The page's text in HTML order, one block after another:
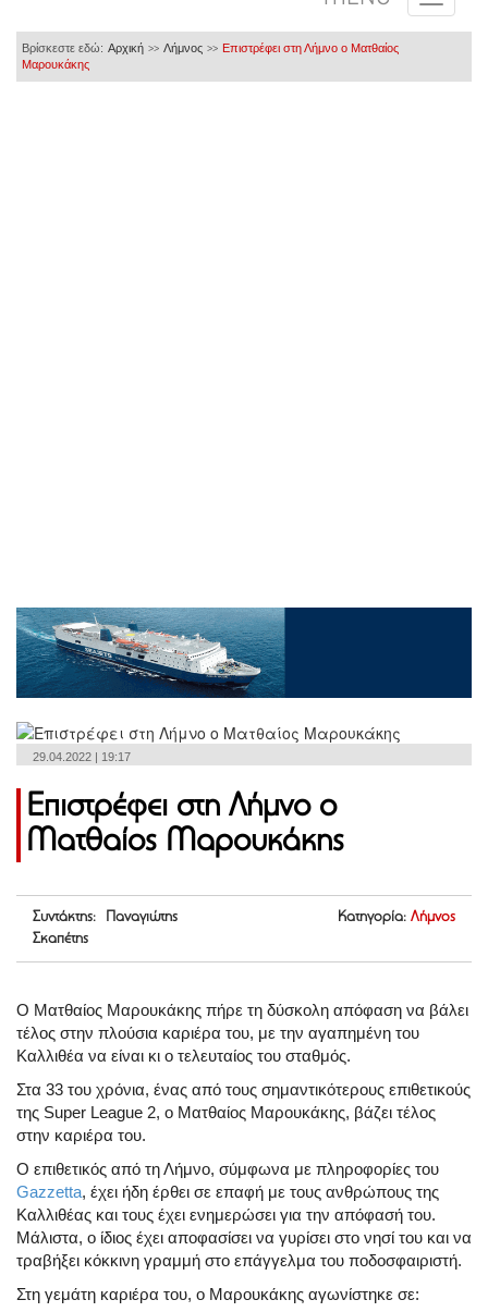
Βρίσκεστε εδώ: Αρχική >> Λήμνος >> Επιστρέφει στη Λήμνο ο Ματθαίος
Μαρουκάκης
29.04.2022 | 19:17
Επιστρέφει στη Λήμνο ο
Ματθαίος Μαρουκάκης
Συντάκτης: Παναγιώτης
Σκαπέτης
Κατηγορία: Λήμνος
Ο Ματθαίος Μαρουκάκης πήρε τη δύσκολη απόφαση να βάλει
τέλος στην πλούσια καριέρα του, με την αγαπημένη του
Καλλιθέα να είναι κι ο τελευταίος του σταθμός.
Στα 33 του χρόνια, ένας από τους σημαντικότερους επιθετικούς
της Super League 2, ο Ματθαίος Μαρουκάκης, βάζει τέλος
στην καριέρα του.
Ο επιθετικός από τη Λήμνο, σύμφωνα με πληροφορίες του
Gazzetta, έχει ήδη έρθει σε επαφή με τους ανθρώπους της
Καλλιθέας και τους έχει ενημερώσει για την απόφασή του.
Μάλιστα, ο ίδιος έχει αποφασίσει να γυρίσει στο νησί του και να
τραβήξει κόκκινη γραμμή στο επάγγελμα του ποδοσφαιριστή.
Στη γεμάτη καριέρα του, ο Μαρουκάκης αγωνίστηκε σε: